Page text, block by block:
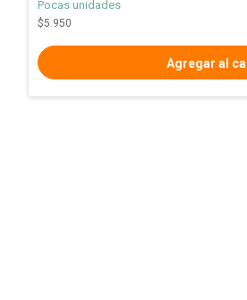
Pocas unidades
$5.950